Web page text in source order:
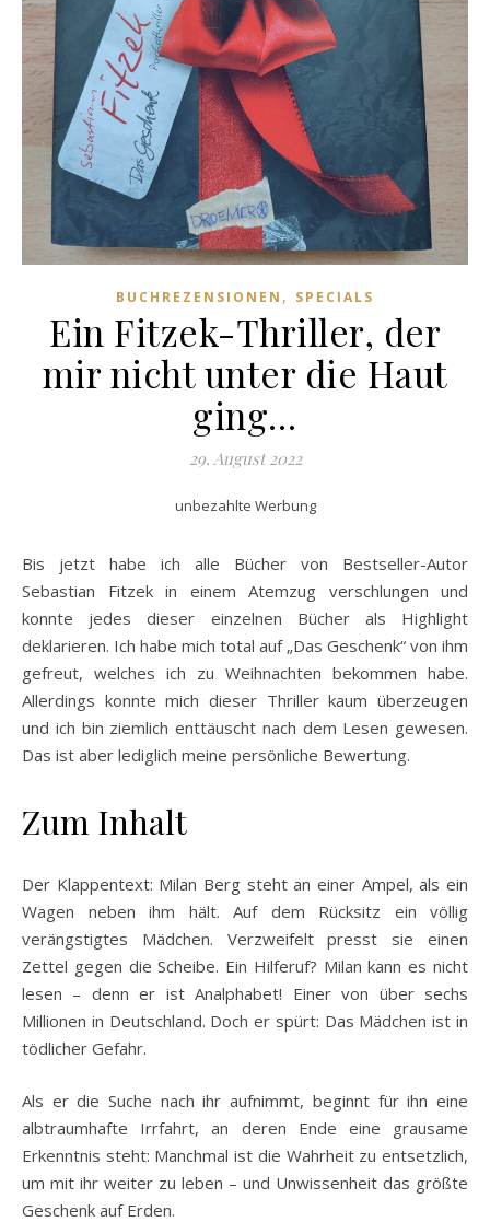
BUCHREZENSIONEN , SPECIALS
Ein Fitzek-Thriller, der
mir nicht unter die Haut
ging…
29. August 2022
unbezahlte Werbung
Bis jetzt habe ich alle Bücher von Bestseller-Autor
Sebastian Fitzek in einem Atemzug verschlungen und
konnte jedes dieser einzelnen Bücher als Highlight
deklarieren. Ich habe mich total auf „Das Geschenk“ von ihm
gefreut, welches ich zu Weihnachten bekommen habe.
Allerdings konnte mich dieser Thriller kaum überzeugen
und ich bin ziemlich enttäuscht nach dem Lesen gewesen.
Das ist aber lediglich meine persönliche Bewertung.
Zum Inhalt
Der Klappentext: Milan Berg steht an einer Ampel, als ein
Wagen neben ihm hält. Auf dem Rücksitz ein völlig
verängstigtes Mädchen. Verzweifelt presst sie einen
Zettel gegen die Scheibe. Ein Hilferuf? Milan kann es nicht
lesen – denn er ist Analphabet! Einer von über sechs
Millionen in Deutschland. Doch er spürt: Das Mädchen ist in
tödlicher Gefahr.
Als er die Suche nach ihr aufnimmt, beginnt für ihn eine
albtraumhafte Irrfahrt, an deren Ende eine grausame
Erkenntnis steht: Manchmal ist die Wahrheit zu entsetzlich,
um mit ihr weiter zu leben – und Unwissenheit das größte
Geschenk auf Erden.